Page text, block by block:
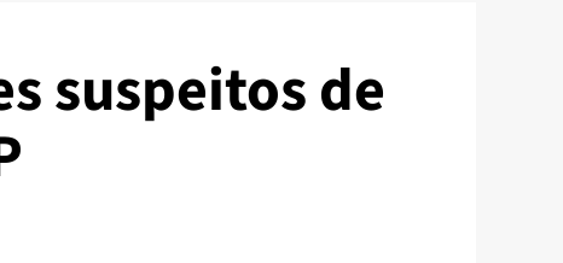
suspeitos de